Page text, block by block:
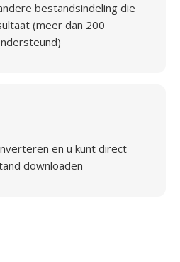
bestandsindeling die
(meer dan 200
en u kunt direct
downloaden